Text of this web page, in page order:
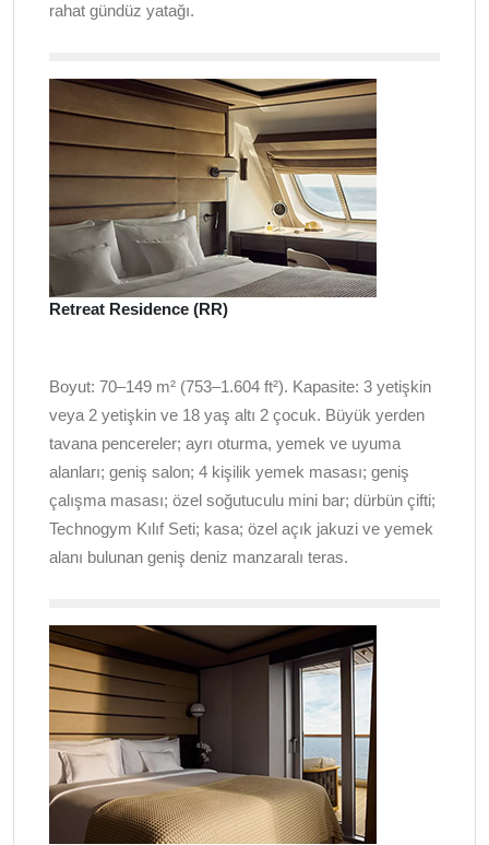
rahat gündüz yatağı.
Retreat Residence (RR)
Boyut: 70–149 m² (753–1.604 ft²). Kapasite: 3 yetişkin
veya 2 yetişkin ve 18 yaş altı 2 çocuk. Büyük yerden
tavana pencereler; ayrı oturma, yemek ve uyuma
alanları; geniş salon; 4 kişilik yemek masası; geniş
çalışma masası; özel soğutuculu mini bar; dürbün çifti;
Technogym Kılıf Seti; kasa; özel açık jakuzi ve yemek
alanı bulunan geniş deniz manzaralı teras.